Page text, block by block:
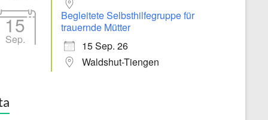
15
Sep.
Begleitete Selbsthilfegruppe für
trauernde Mütter
15 Sep. 26
Waldshut-Tiengen